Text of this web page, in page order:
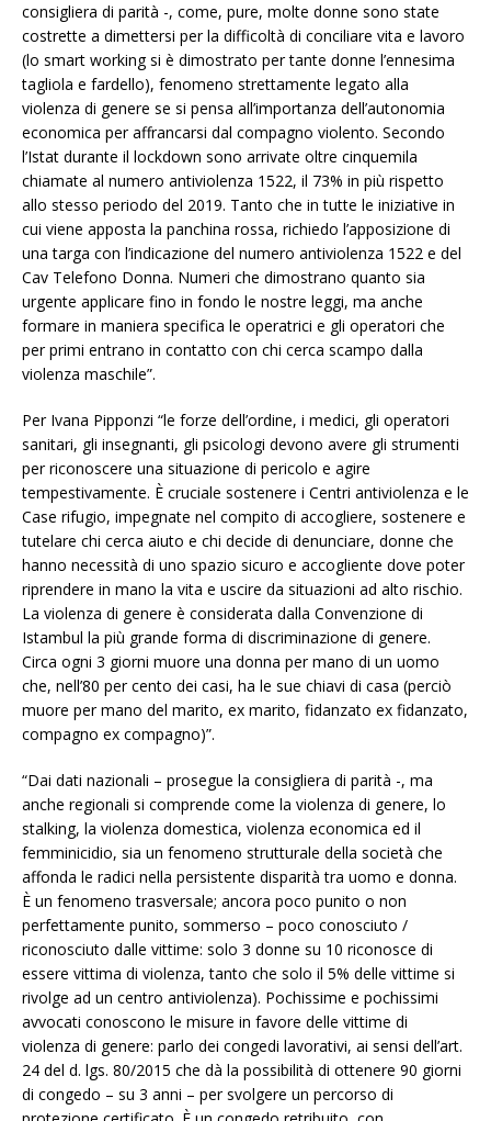
consigliera di parità -, come, pure, molte donne sono state
costrette a dimettersi per la difficoltà di conciliare vita e lavoro
(lo smart working si è dimostrato per tante donne l’ennesima
tagliola e fardello), fenomeno strettamente legato alla
violenza di genere se si pensa all’importanza dell’autonomia
economica per affrancarsi dal compagno violento. Secondo
l’Istat durante il lockdown sono arrivate oltre cinquemila
chiamate al numero antiviolenza 1522, il 73% in più rispetto
allo stesso periodo del 2019. Tanto che in tutte le iniziative in
cui viene apposta la panchina rossa, richiedo l’apposizione di
una targa con l’indicazione del numero antiviolenza 1522 e del
Cav Telefono Donna. Numeri che dimostrano quanto sia
urgente applicare fino in fondo le nostre leggi, ma anche
formare in maniera specifica le operatrici e gli operatori che
per primi entrano in contatto con chi cerca scampo dalla
violenza maschile”.
Per Ivana Pipponzi “le forze dell’ordine, i medici, gli operatori
sanitari, gli insegnanti, gli psicologi devono avere gli strumenti
per riconoscere una situazione di pericolo e agire
tempestivamente. È cruciale sostenere i Centri antiviolenza e le
Case rifugio, impegnate nel compito di accogliere, sostenere e
tutelare chi cerca aiuto e chi decide di denunciare, donne che
hanno necessità di uno spazio sicuro e accogliente dove poter
riprendere in mano la vita e uscire da situazioni ad alto rischio.
La violenza di genere è considerata dalla Convenzione di
Istambul la più grande forma di discriminazione di genere.
Circa ogni 3 giorni muore una donna per mano di un uomo
che, nell’80 per cento dei casi, ha le sue chiavi di casa (perciò
muore per mano del marito, ex marito, fidanzato ex fidanzato,
compagno ex compagno)”.
“Dai dati nazionali – prosegue la consigliera di parità -, ma
anche regionali si comprende come la violenza di genere, lo
stalking, la violenza domestica, violenza economica ed il
femminicidio, sia un fenomeno strutturale della società che
affonda le radici nella persistente disparità tra uomo e donna.
È un fenomeno trasversale; ancora poco punito o non
perfettamente punito, sommerso – poco conosciuto /
riconosciuto dalle vittime: solo 3 donne su 10 riconosce di
essere vittima di violenza, tanto che solo il 5% delle vittime si
rivolge ad un centro antiviolenza). Pochissime e pochissimi
avvocati conoscono le misure in favore delle vittime di
violenza di genere: parlo dei congedi lavorativi, ai sensi dell’art.
24 del d. lgs. 80/2015 che dà la possibilità di ottenere 90 giorni
di congedo – su 3 anni – per svolgere un percorso di